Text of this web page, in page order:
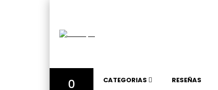
0 CATEGORIAS RESEÑAS